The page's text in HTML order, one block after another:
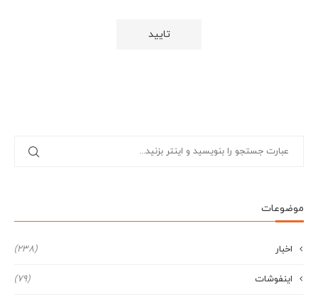
موضوعات
اخبار (238)
اینفوشات (79)